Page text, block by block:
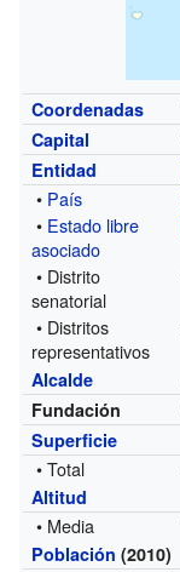
Coordenadas
Capital
Entidad
• País
• Estado libre
asociado
• Distrito
senatorial
• Distritos
representativos
Alcalde
Fundación
Superficie
• Total
Altitud
• Media
Población (2010)